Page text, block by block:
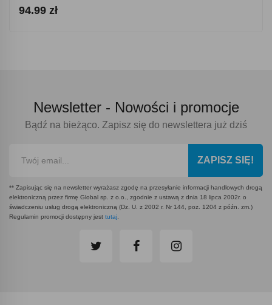
94.99 zł
Newsletter - Nowości i promocje
Bądź na bieżąco. Zapisz się do newslettera już dziś
ZAPISZ SIĘ!
** Zapisując się na newsletter wyrażasz zgodę na przesyłanie informacji handlowych drogą
elektroniczną przez firmę Global sp. z o.o., zgodnie z ustawą z dnia 18 lipca 2002r. o
świadczeniu usług drogą elektroniczną (Dz. U. z 2002 r. Nr 144, poz. 1204 z późn. zm.)
Regulamin promocji dostępny jest tutaj.